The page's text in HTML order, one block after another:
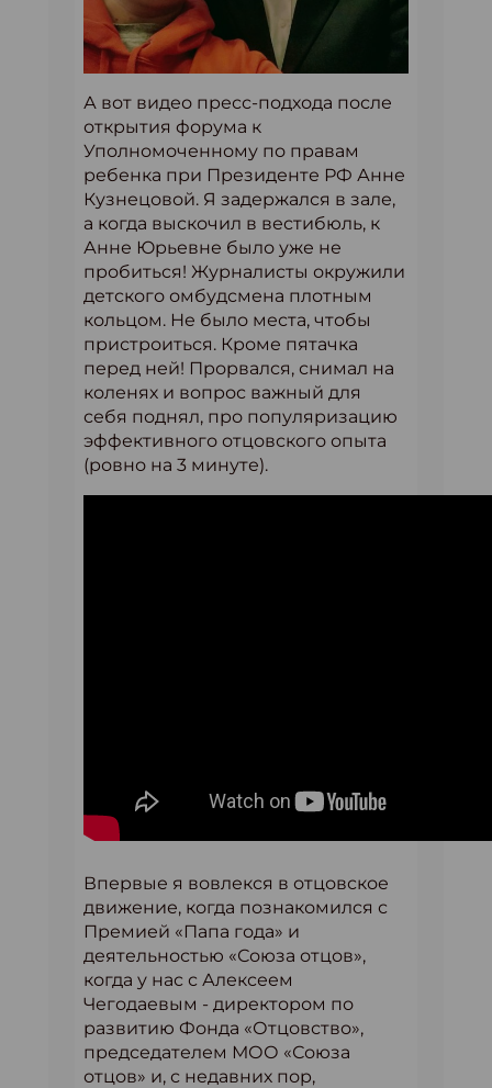
А вот видео пресс-подхода после
открытия форума к
Уполномоченному по правам
ребенка при Президенте РФ Анне
Кузнецовой. Я задержался в зале,
а когда выскочил в вестибюль, к
Анне Юрьевне было уже не
пробиться! Журналисты окружили
детского омбудсмена плотным
кольцом. Не было места, чтобы
пристроиться. Кроме пятачка
перед ней! Прорвался, снимал на
коленях и вопрос важный для
себя поднял, про популяризацию
эффективного отцовского опыта
(ровно на 3 минуте).
Впервые я вовлекся в отцовское
движение, когда познакомился с
Премией «Папа года» и
деятельностью «Союза отцов»,
когда у нас с Алексеем
Чегодаевым - директором по
развитию Фонда «Отцовство»,
председателем МОО «Союза
отцов» и, с недавних пор,